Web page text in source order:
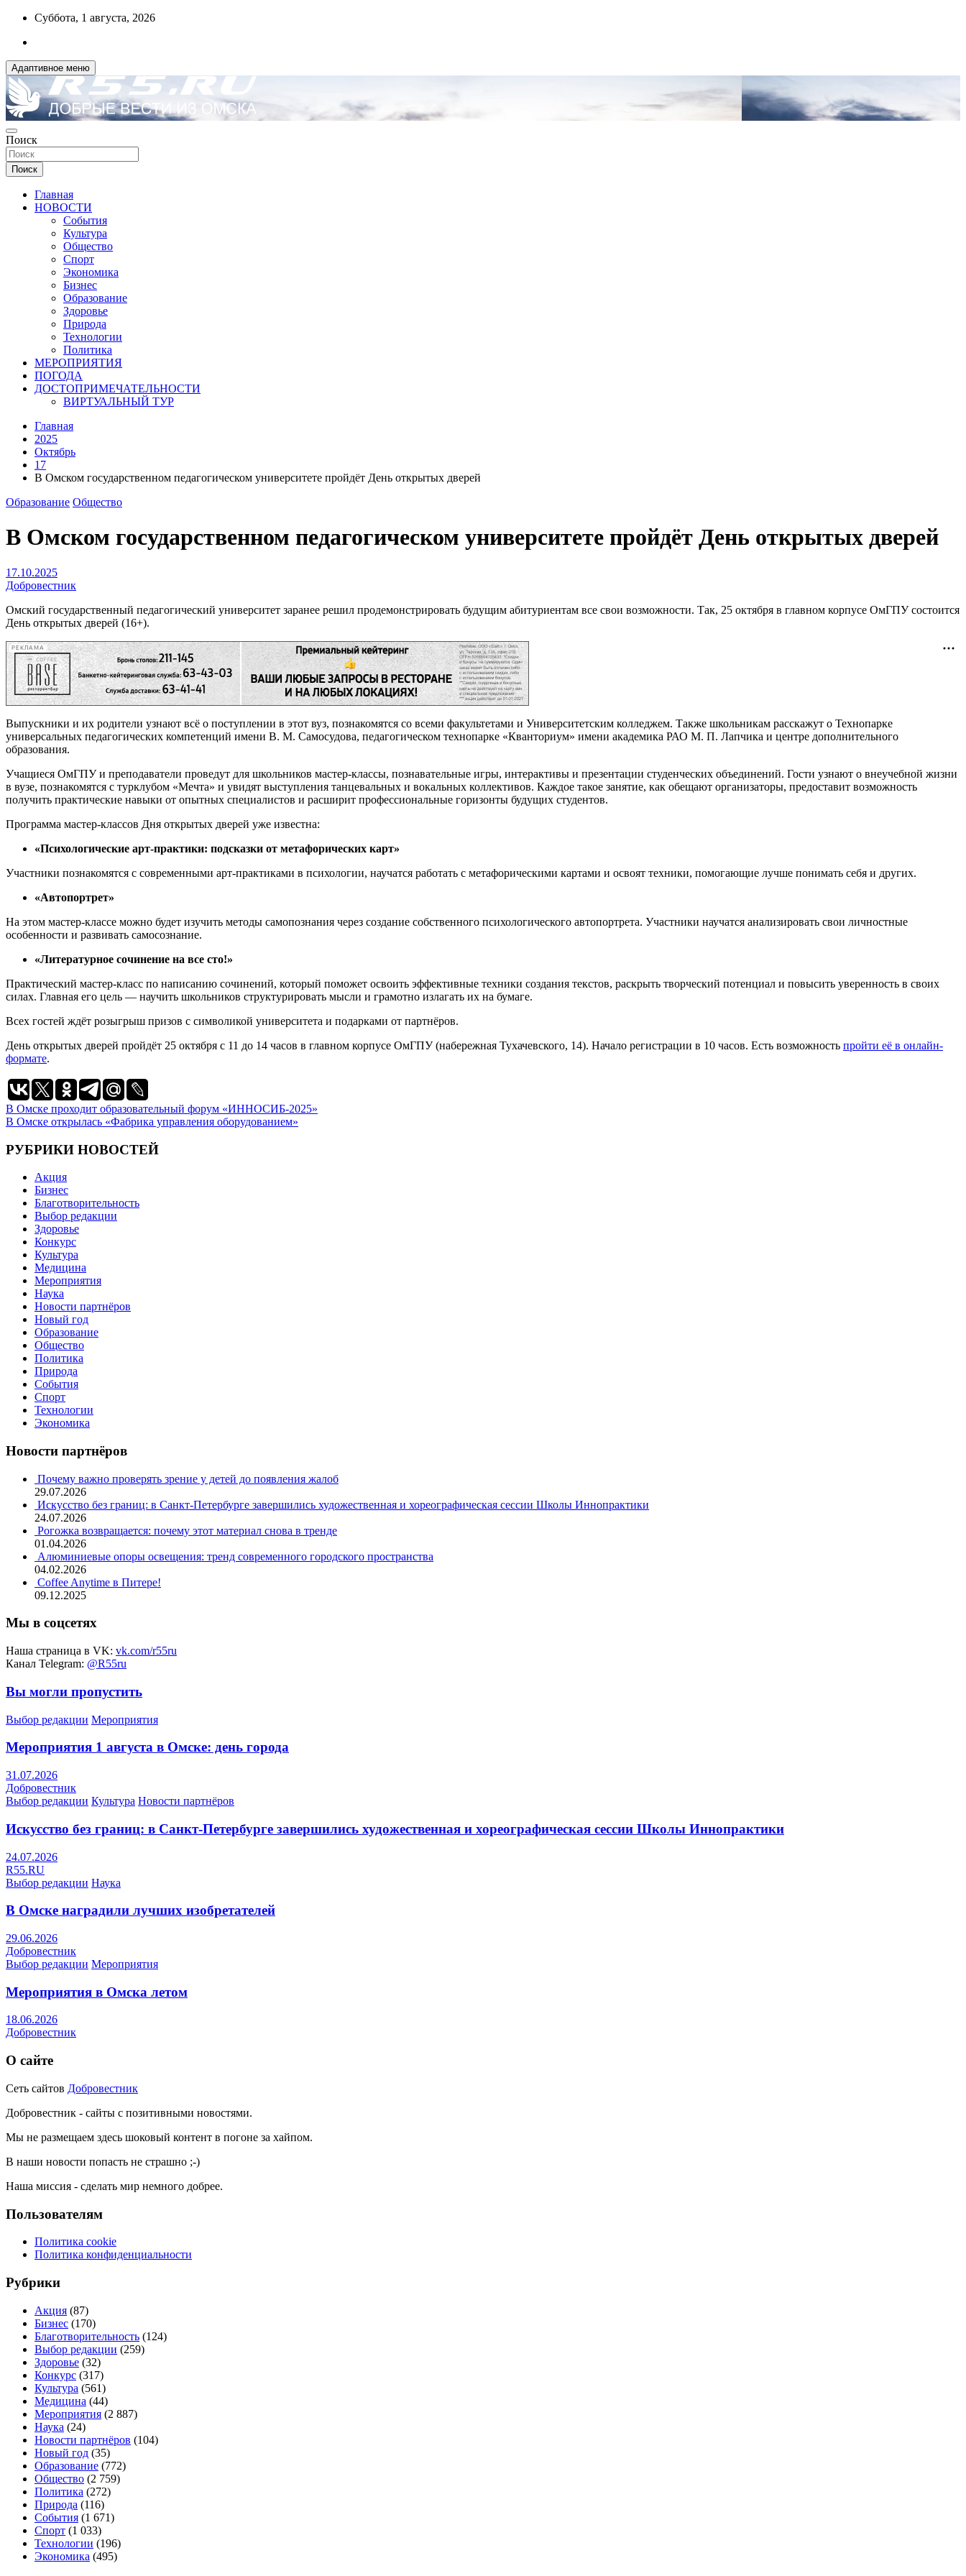
Перейти
содержимому
Суббота, 1 августа, 2026
Адаптивное меню
R55.RU
ДОБРЫЕ ВЕСТИ ИЗ ОМСКА
Поиск
Поиск
Главная
НОВОСТИ
События
Культура
Общество
Спорт
Экономика
Бизнес
Образование
Здоровье
Природа
Технологии
Политика
МЕРОПРИЯТИЯ
ПОГОДА
ДОСТОПРИМЕЧАТЕЛЬНОСТИ
ВИРТУАЛЬНЫЙ ТУР
Главная
2025
Октябрь
17
В Омском государственном педагогическом университете пройдёт День открытых дверей
Образование Общество
В Омском государственном педагогическом университете пройдёт День открытых дверей
17.10.2025
Добровестник
Омский государственный педагогический университет заранее решил продемонстрировать будущим абитуриентам все свои возможности. Так, 25 октября в главном корпусе ОмГПУ состоится
День открытых дверей (16+).
РЕКЛАМА
Выпускники и их родители узнают всё о поступлении в этот вуз, познакомятся со всеми факультетами и Университетским колледжем. Также школьникам расскажут о Технопарке
универсальных педагогических компетенций имени В. М. Самосудова, педагогическом технопарке «Кванториум» имени академика РАО М. П. Лапчика и центре дополнительного
образования.
Учащиеся ОмГПУ и преподаватели проведут для школьников мастер-классы, познавательные игры, интерактивы и презентации студенческих объединений. Гости узнают о внеучебной жизни
в вузе, познакомятся с турклубом «Мечта» и увидят выступления танцевальных и вокальных коллективов. Каждое такое занятие, как обещают организаторы, предоставит возможность
получить практические навыки от опытных специалистов и расширит профессиональные горизонты будущих студентов.
Программа мастер-классов Дня открытых дверей уже известна:
«Психологические арт-практики: подсказки от метафорических карт»
Участники познакомятся с современными арт-практиками в психологии, научатся работать с метафорическими картами и освоят техники, помогающие лучше понимать себя и других.
«Автопортрет»
На этом мастер-классе можно будет изучить методы самопознания через создание собственного психологического автопортрета. Участники научатся анализировать свои личностные
особенности и развивать самосознание.
«Литературное сочинение на все сто!»
Практический мастер-класс по написанию сочинений, который поможет освоить эффективные техники создания текстов, раскрыть творческий потенциал и повысить уверенность в своих
силах. Главная его цель — научить школьников структурировать мысли и грамотно излагать их на бумаге.
Всех гостей ждёт розыгрыш призов с символикой университета и подарками от партнёров.
День открытых дверей пройдёт 25 октября с 11 до 14 часов в главном корпусе ОмГПУ (набережная Тухачевского, 14). Начало регистрации в 10 часов. Есть возможность пройти её в онлайн-
формате.
Навигация
по
записям
В Омске проходит образовательный форум «ИННОСИБ-2025»
В Омске открылась «Фабрика управления оборудованием»
РУБРИКИ НОВОСТЕЙ
Акция
Бизнес
Благотворительность
Выбор редакции
Здоровье
Конкурс
Культура
Медицина
Мероприятия
Наука
Новости партнёров
Новый год
Образование
Общество
Политика
Природа
События
Спорт
Технологии
Экономика
Новости партнёров
Почему важно проверять зрение у детей до появления жалоб
29.07.2026
Искусство без границ: в Санкт-Петербурге завершились художественная и хореографическая сессии Школы Иннопрактики
24.07.2026
Рогожка возвращается: почему этот материал снова в тренде
01.04.2026
Алюминиевые опоры освещения: тренд современного городского пространства
04.02.2026
Coffee Anytime в Питере!
09.12.2025
Мы в соцсетях
Наша страница в VK: vk.com/r55ru
Канал Telegram: @R55ru
Вы могли пропустить
Выбор редакции Мероприятия
Мероприятия 1 августа в Омске: день города
31.07.2026
Добровестник
Выбор редакции Культура Новости партнёров
Искусство без границ: в Санкт-Петербурге завершились художественная и хореографическая сессии Школы Иннопрактики
24.07.2026
R55.RU
Выбор редакции Наука
В Омске наградили лучших изобретателей
29.06.2026
Добровестник
Выбор редакции Мероприятия
Мероприятия в Омска летом
18.06.2026
Добровестник
О сайте
Сеть сайтов Добровестник
Добровестник - сайты с позитивными новостями.
Мы не размещаем здесь шоковый контент в погоне за хайпом.
В наши новости попасть не страшно ;-)
Наша миссия - сделать мир немного добрее.
Пользователям
Политика cookie
Политика конфиденциальности
Рубрики
Акция (87)
Бизнес (170)
Благотворительность (124)
Выбор редакции (259)
Здоровье (32)
Конкурс (317)
Культура (561)
Медицина (44)
Мероприятия (2 887)
Наука (24)
Новости партнёров (104)
Новый год (35)
Образование (772)
Общество (2 759)
Политика (272)
Природа (116)
События (1 671)
Спорт (1 033)
Технологии (196)
Экономика (495)